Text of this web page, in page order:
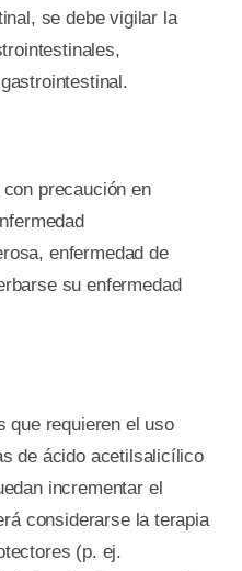
se debe vigilar la
precaución en
enfermedad de
su enfermedad
que requieren el uso
de ácido acetilsalicílico
incrementar el
considerarse la terapia
(p. ej.